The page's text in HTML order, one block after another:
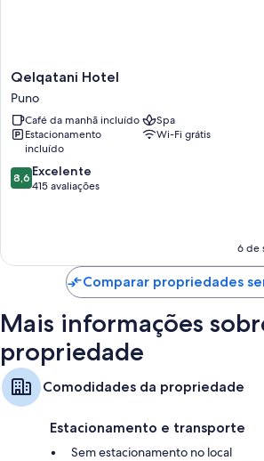
Qelqatani
Hotel
Puno
Qelqatani Hotel
Puno
Café da manhã incluído
Spa
Estacionamento
incluído
Wi-Fi grátis
8.6
de
8,6 Excelente
415 avaliações
6 de
Comparar propriedades
Mais informações
propriedade
Comodidades da propriedade
Estacionamento e transporte
Sem estacionamento no local